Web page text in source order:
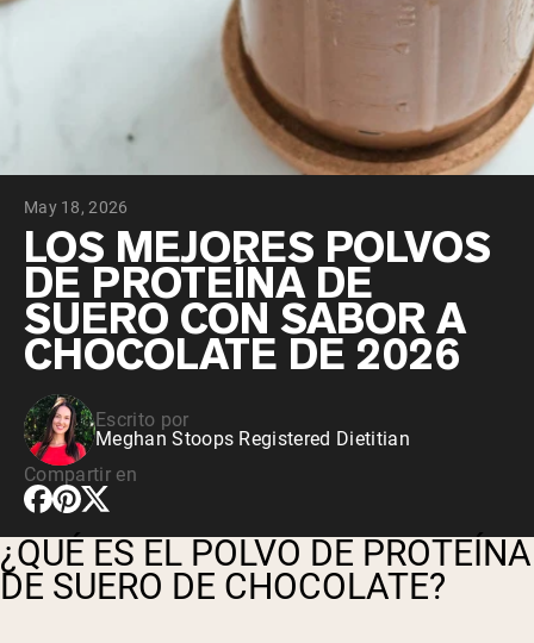
May 18, 2026
LOS MEJORES POLVOS
DE PROTEÍNA DE
SUERO CON SABOR A
CHOCOLATE DE 2026
Escrito por
Meghan Stoops Registered Dietitian
Compartir en
¿QUÉ ES EL POLVO DE PROTEÍNA
DE SUERO DE CHOCOLATE?